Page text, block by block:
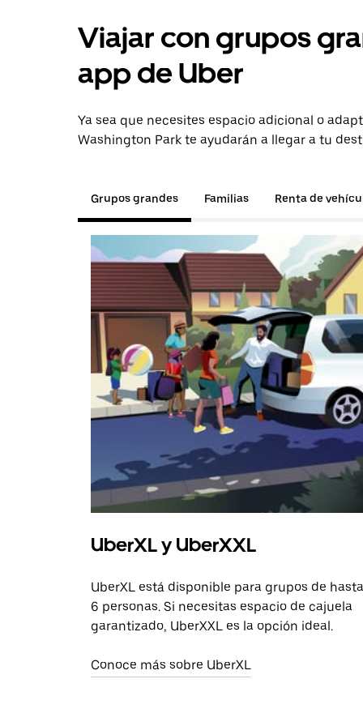
Viajar con grupos
app de Uber
Ya sea que necesites espacio adicional o
Washington Park te ayudarán a llegar a tu
Grupos grandes Familias Renta de
UberXL y UberXXL
UberXL está disponible para grupos de hasta
6 personas. Si necesitas espacio de cajuela
garantizado, UberXXL es la opción ideal.
Conoce más sobre UberXL